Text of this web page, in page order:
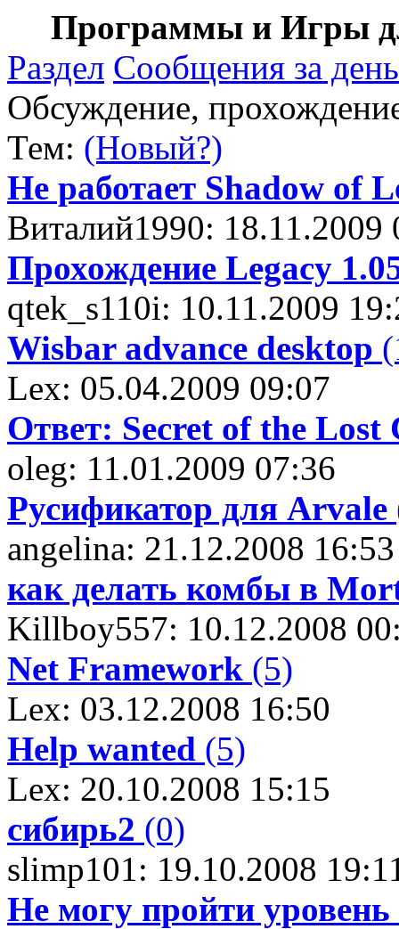
Программы и Игры
Раздел Сообщения за день
Обсуждение,
Тем: (Новый?)
Не работает Shadow of
Виталий1990: 18.11.2009
Прохождение Legacy
qtek_s110i: 10.11.2009
Wisbar advance desktop
Lex: 05.04.2009 09:07
Ответ: Secret of the Lost
oleg: 11.01.2009 07:36
Русификатор для Arvale
angelina: 21.12.2008 16:53
как делать комбы в
Killboy557: 10.12.2008
Net Framework (5)
Lex: 03.12.2008 16:50
Help wanted (5)
Lex: 20.10.2008 15:15
сибирь2 (0)
slimp101: 19.10.2008
Не могу пройти